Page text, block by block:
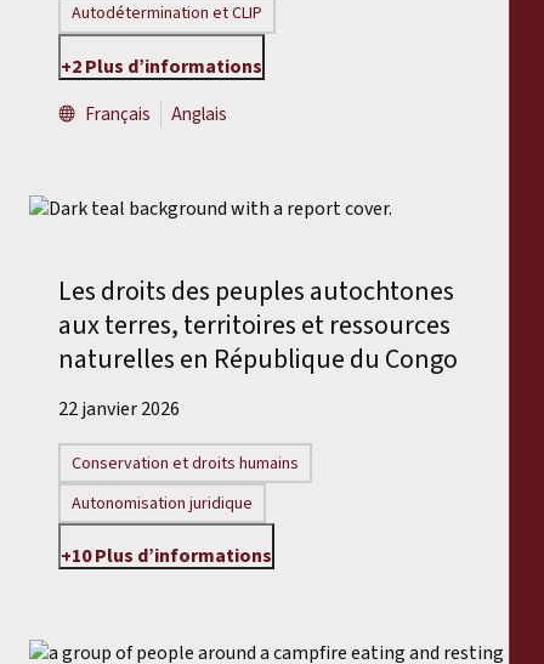
Autodétermination et CLIP
+2 Plus d’informations
Français
Anglais
Les droits des peuples autochtones
aux terres, territoires et ressources
naturelles en République du Congo
22 janvier 2026
Conservation et droits humains
Autonomisation juridique
+10 Plus d’informations